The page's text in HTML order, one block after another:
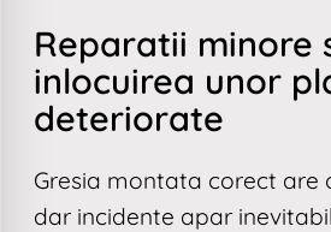
Reparatii minore
inlocuirea unor
deteriorate
Gresia montata corect are
dar incidente apar